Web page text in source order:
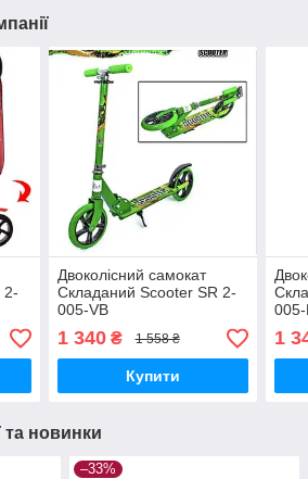
2-
Двоколісний самокат
Складаний Scooter SR 2-
005-VB
1 340₴ 1 558 ₴
Купити
005-
1
та новинки
–33%